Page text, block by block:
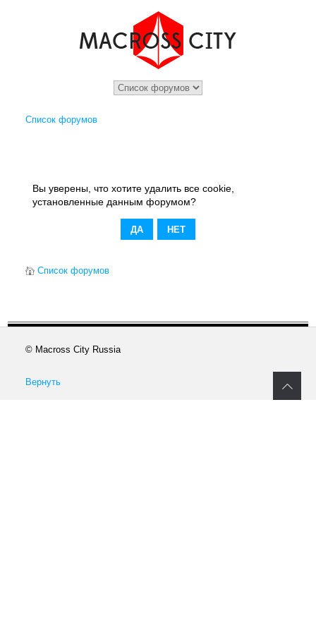
Список форумов
Вы уверены, что хотите удалить все cookie,
установленные данным форумом?
Список форумов
© Macross City Russia
Вернуть